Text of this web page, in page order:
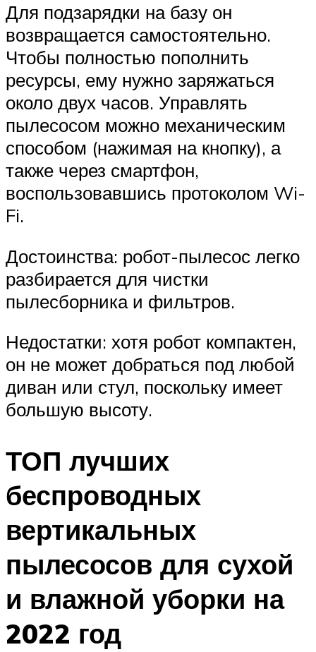
Для подзарядки на базу он
возвращается самостоятельно.
Чтобы полностью пополнить
ресурсы, ему нужно заряжаться
около двух часов. Управлять
пылесосом можно механическим
способом (нажимая на кнопку), а
также через смартфон,
воспользовавшись протоколом Wi-
Fi.
Достоинства: робот-пылесос легко
разбирается для чистки
пылесборника и фильтров.
Недостатки: хотя робот компактен,
он не может добраться под любой
диван или стул, поскольку имеет
большую высоту.
ТОП лучших
беспроводных
вертикальных
пылесосов для сухой
и влажной уборки на
2022 год